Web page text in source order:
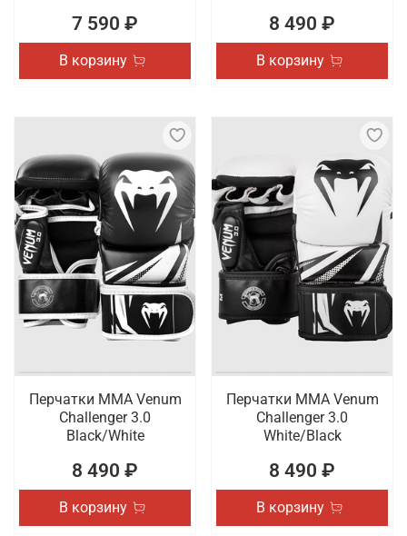
7 590 ₽
В корзину
8 490 ₽
В корзину
Перчатки ММА Venum
Challenger 3.0
Black/White
8 490 ₽
В корзину
Перчатки ММА Venum
Challenger 3.0
White/Black
8 490 ₽
В корзину